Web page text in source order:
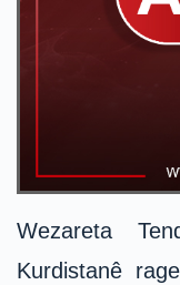
Wezareta
Kurdistanê